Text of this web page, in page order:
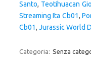
Santo, Teotihuacan
Streaming Ita Cb01,
Cb01, Jurassic World
Categoria: Senza